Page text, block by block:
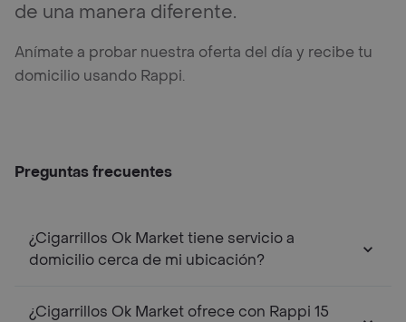
de una manera diferente.
Anímate a probar nuestra oferta del día y recibe tu
domicilio usando Rappi.
Preguntas frecuentes
¿Cigarrillos Ok Market tiene servicio a
domicilio cerca de mi ubicación?
¿Cigarrillos Ok Market ofrece con Rappi 15